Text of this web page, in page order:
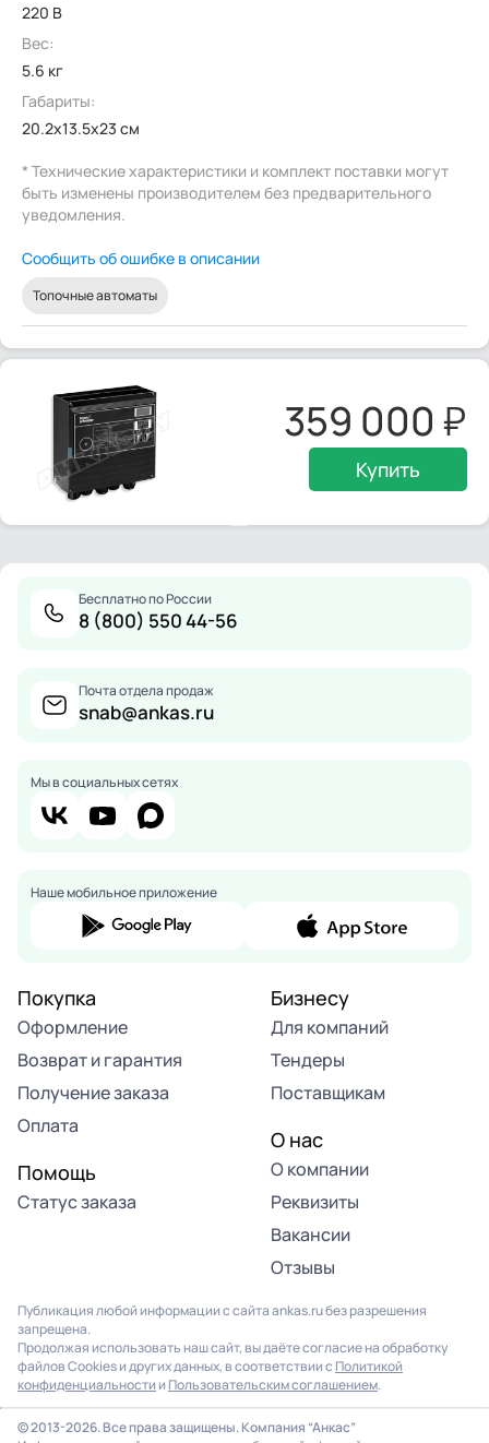
220 В
Вес:
5.6 кг
Габариты:
20.2x13.5x23 см
* Технические характеристики и комплект поставки могут
быть изменены производителем без предварительного
уведомления.
Сообщить об ошибке в описании
Топочные автоматы
359 000
Купить
Бесплатно по России
8 (800) 550 44-56
Почта отдела продаж
snab@ankas.ru
Мы в социальных сетях
Наше мобильное приложение
Покупка
Оформление
Возврат и гарантия
Получение заказа
Оплата
Помощь
Статус заказа
Бизнесу
Для компаний
Тендеры
Поставщикам
О нас
О компании
Реквизиты
Вакансии
Отзывы
Публикация любой информации с сайта ankas.ru без разрешения
запрещена.
Продолжая использовать наш сайт, вы даёте согласие на обработку
файлов Cookies и других данных, в соответствии с Политикой
конфиденциальности и Пользовательским соглашением.
© 2013-2026. Все права защищены. Компания “Анкас”